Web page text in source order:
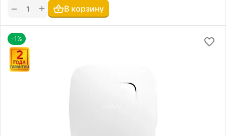
+
− В корзину
-1%